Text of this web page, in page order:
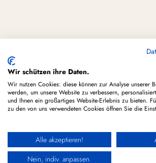
CBD ÖLE © All Rights Reserved 2018-
Disclaimer/Haftungsausschluss: CBD-Produkte sind
kann keine Krankheiten verhindern, behandeln oder
Ihren behandelnden Arzt, bevor Sie neue
Quellen & Fragen Sie bei Herstellern nach, wenn Sie
Wir schützen ihre Daten.
Wir nutzen Cookies: diese können zur Analyse unserer
werden, um unsere Website zu verbessern,
und Ihnen ein großartiges Website-Erlebnis zu bieten.
zu den von uns verwendeten Cookies öffnen Sie die
Alle akzeptieren!
Nein, indiv. anpassen.